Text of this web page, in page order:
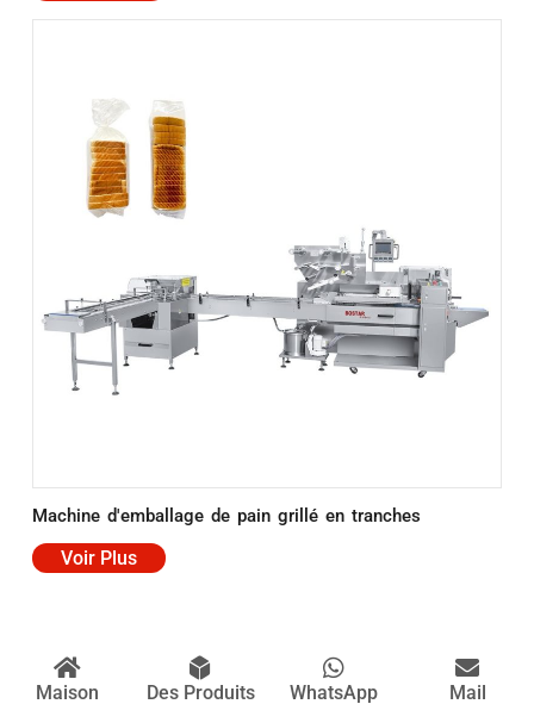
Machine d'emballage de pain grillé en tranches
Voir Plus
Maison Des Produits WhatsApp Mail